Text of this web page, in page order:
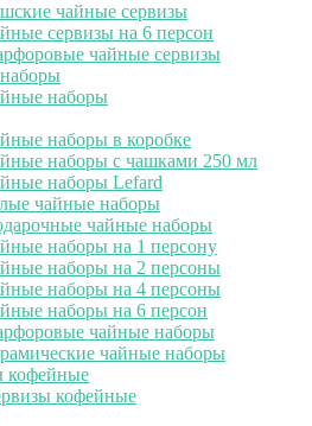
чайные сервизы
сервизы на 6 персон
чайные сервизы
наборы
наборы в коробке
наборы с чашками 250 мл
наборы Lefard
чайные наборы
чайные наборы
наборы на 1 персону
наборы на 2 персоны
наборы на 4 персоны
наборы на 6 персон
чайные наборы
чайные наборы
кофейные
кофейные